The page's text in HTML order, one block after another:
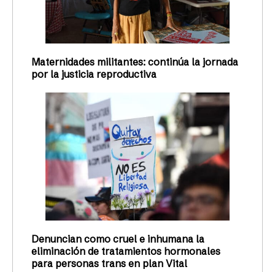
Maternidades militantes: continúa la jornada
por la justicia reproductiva
Denuncian como cruel e inhumana la
eliminación de tratamientos hormonales
para personas trans en plan Vital